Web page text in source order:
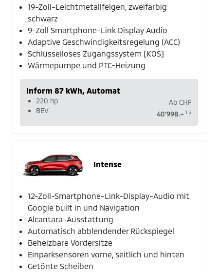
19-Zoll-Leichtmetallfelgen, zweifarbig
schwarz
9-Zoll Smartphone-Link Display Audio
Adaptive Geschwindigkeitsregelung (ACC)
Schlüsselloses Zugangssystem [KOS]
Wärmepumpe und PTC-Heizung
Inform 87 kWh, Automat
220 hp
BEV
Ab CHF
40'998.– 1 2
Intense
12-Zoll-Smartphone-Link-Display-Audio mit
Google built in und Navigation
Alcantara-Ausstattung
Automatisch abblendender Rückspiegel
Beheizbare Vordersitze
Einparksensoren vorne, seitlich und hinten
Getönte Scheiben